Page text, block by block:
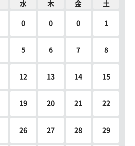
水 木 金 土
0 0 0 1
5 6 7 8
12 13 14 15
19 20 21 22
26 27 28 29